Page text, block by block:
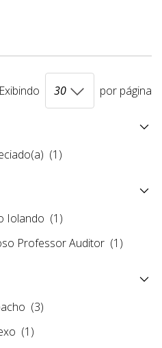
Exibindo por página
(1)
Iolando (1)
Professor Auditor (1)
(3)
(1)